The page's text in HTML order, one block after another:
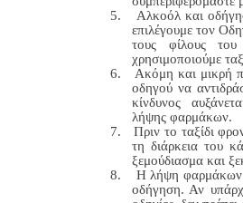
5.
Αλκοόλ και
επιλέγουμε τον
τους φίλους
χρησιμοποιούμε
6.
Ακόμη και μικρή
οδηγού να
κίνδυνος
λήψης φαρμάκων.
7.
Πριν το ταξίδι
τη διάρκεια του
ξεμούδιασμα και
8.
Η λήψη φαρμάκων
οδήγηση. Αν